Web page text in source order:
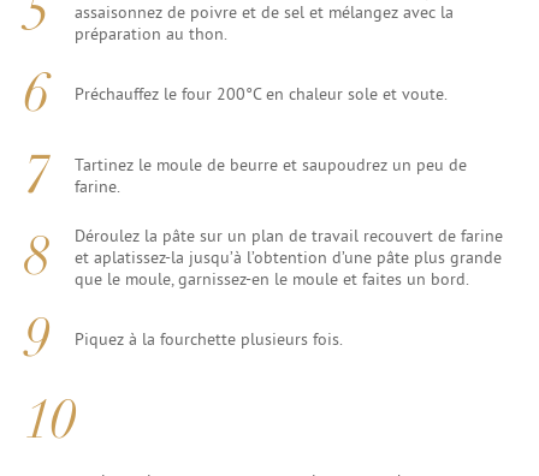
assaisonnez de poivre et de sel et mélangez avec la
préparation au thon.
Préchauffez le four 200°C en chaleur sole et voute.
Tartinez le moule de beurre et saupoudrez un peu de
farine.
Déroulez la pâte sur un plan de travail recouvert de farine
et aplatissez-la jusqu’à l’obtention d’une pâte plus grande
que le moule, garnissez-en le moule et faites un bord.
Piquez à la fourchette plusieurs fois.